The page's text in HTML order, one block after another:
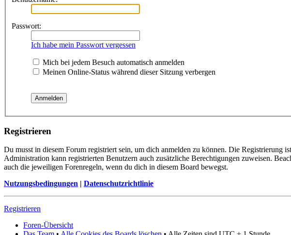
Passwort:
Ich habe mein Passwort vergessen
Mich bei jedem Besuch automatisch anmelden
Meinen Online-Status während dieser Sitzung verbergen
Registrieren
Du musst in diesem Forum registriert sein, um dich anmelden zu können. Die
Administration kann registrierten Benutzern auch zusätzliche Berechtigungen zuweisen.
auch die jeweiligen Forenregeln, wenn du dich in diesem Board bewegst.
Nutzungsbedingungen | Datenschutzrichtlinie
Registrieren
Foren-Übersicht